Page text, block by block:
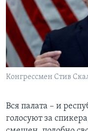
Конгрессмен Стив
Вся палата – и
голосуют за